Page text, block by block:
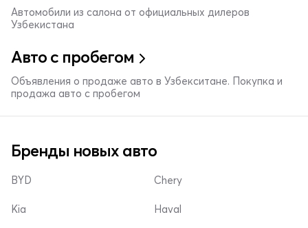
Автомобили из салона от официальных дилеров
Узбекистана
Авто с пробегом
Объявления о продаже авто в Узбекситане. Покупка и
продажа авто с пробегом
Бренды новых авто
BYD
Kia
Chery
Haval